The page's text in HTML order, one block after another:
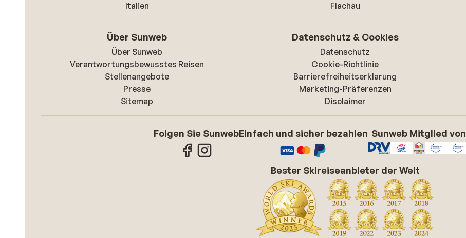
Italien
Flachau
Über Sunweb
Über Sunweb
Verantwortungsbewusstes Reisen
Stellenangebote
Presse
Sitemap
Datenschutz & Cookies
Datenschutz
Cookie-Richtlinie
Barrierefreiheitserklarung
Marketing-Präferenzen
Disclaimer
Folgen Sie SunwebEinfach und sicher bezahlen Sunweb Mitglied von
Bester Skireiseanbieter der Welt